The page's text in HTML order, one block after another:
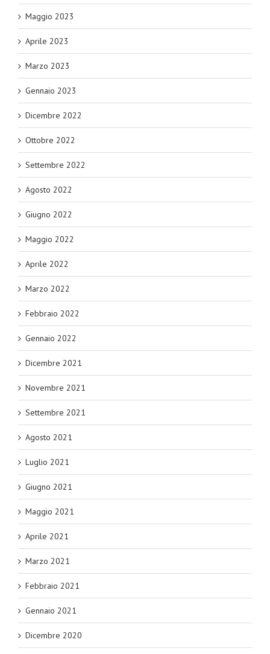
Maggio 2023
Aprile 2023
Marzo 2023
Gennaio 2023
Dicembre 2022
Ottobre 2022
Settembre 2022
Agosto 2022
Giugno 2022
Maggio 2022
Aprile 2022
Marzo 2022
Febbraio 2022
Gennaio 2022
Dicembre 2021
Novembre 2021
Settembre 2021
Agosto 2021
Luglio 2021
Giugno 2021
Maggio 2021
Aprile 2021
Marzo 2021
Febbraio 2021
Gennaio 2021
Dicembre 2020